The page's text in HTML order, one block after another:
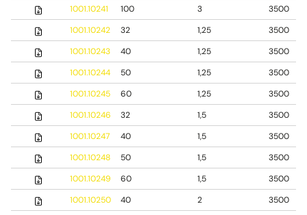
1001.10241
100 3
3500
1001.10242
32 1,25
3500
1001.10243
40 1,25
3500
1001.10244
50 1,25
3500
1001.10245
60 1,25
3500
1001.10246
32 1,5
3500
1001.10247
40 1,5
3500
1001.10248
50 1,5
3500
1001.10249
60 1,5
3500
1001.10250
40 2
3500